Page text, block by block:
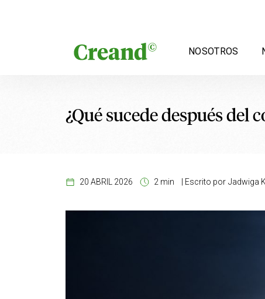
NOSOTROS
¿Qué sucede después del
20 ABRIL 2026 2 min Escrito por Jadwiga